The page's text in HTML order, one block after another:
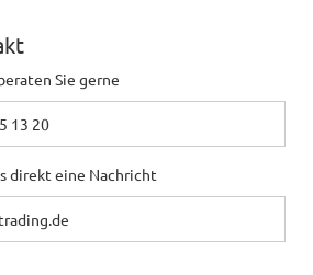
Sie gerne
13 20
direkt eine Nachricht